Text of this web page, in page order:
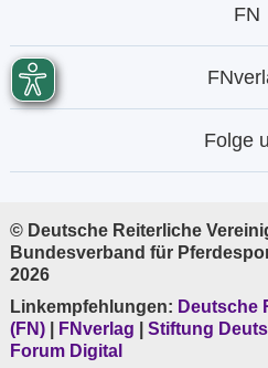
FN
Folge
© Deutsche Reiterliche
Bundesverband für
2026
Linkempfehlungen: Deutsche
(FN)
FNverlag Stiftung
Forum Digital